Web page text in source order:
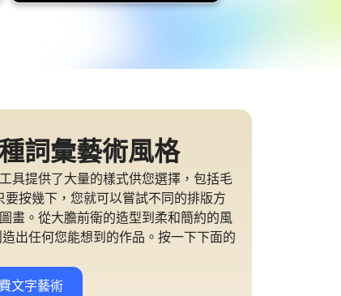
詞彙藝術風格
具提供了大量的樣式供您選擇，包括毛
按幾下，您就可以嘗試不同的排版方
畫。從大膽前衛的造型到柔和簡約的風
出任何您能想到的作品。按一下下面的
文字藝術